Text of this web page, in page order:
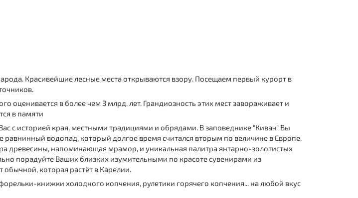
Красивейшие лесные места открываются взору. Посещаем первый курорт в
оценивается в более чем 3 млрд. лет. Грандиозность этих мест завораживает и
в памяти
с историей края, местными традициями и обрядами. В заповеднике "Кивач" Вы
водопад, который долгое время считался вторым по величине в Европе,
древесины, напоминающая мрамор, и уникальная палитра янтарно-золотистых
порадуйте Ваших близких изумительными по красоте сувенирами из
которая растёт в Карелии.
книжки холодного копчения, рулетики горячего копчения... на любой вкус